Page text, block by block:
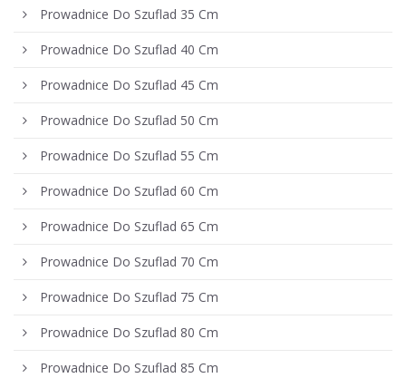
Prowadnice Do Szuflad 35 Cm
Prowadnice Do Szuflad 40 Cm
Prowadnice Do Szuflad 45 Cm
Prowadnice Do Szuflad 50 Cm
Prowadnice Do Szuflad 55 Cm
Prowadnice Do Szuflad 60 Cm
Prowadnice Do Szuflad 65 Cm
Prowadnice Do Szuflad 70 Cm
Prowadnice Do Szuflad 75 Cm
Prowadnice Do Szuflad 80 Cm
Prowadnice Do Szuflad 85 Cm